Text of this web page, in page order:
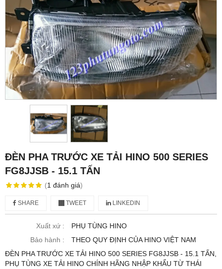
ĐÈN PHA TRƯỚC XE TẢI HINO 500 SERIES
FG8JJSB - 15.1 TẤN
(1 đánh giá)
SHARE TWEET LINKEDIN
Xuất xứ :
PHỤ TÙNG HINO
Bảo hành :
THEO QUY ĐỊNH CỦA HINO VIỆT NAM
ĐÈN PHA TRƯỚC XE TẢI HINO 500 SERIES FG8JJSB - 15.1 TẤN,
PHỤ TÙNG XE TẢI HINO CHÍNH HÃNG NHẬP KHẨU TỪ THÁI